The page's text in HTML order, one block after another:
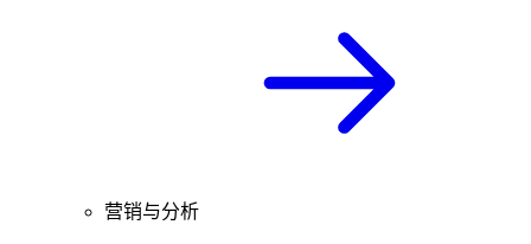
营销与分析